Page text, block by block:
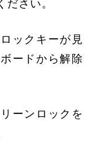
さい。
ックキーが見
ードから解除
ーンロックを